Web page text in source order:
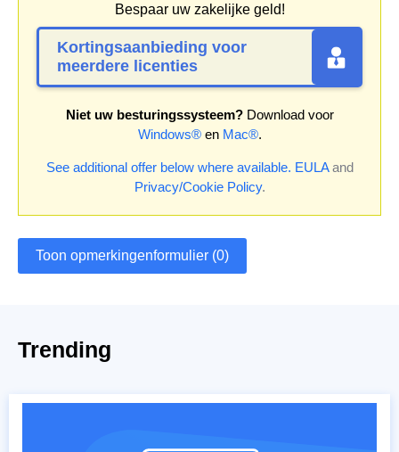
Bespaar uw zakelijke geld!
Kortingsaanbieding voor
meerdere licenties
Niet uw besturingssysteem?Download voor
Windows®en Mac®.
See additional offer below where available. EULAand
Privacy/Cookie Policy.
Toon opmerkingenformulier (0)
Trending